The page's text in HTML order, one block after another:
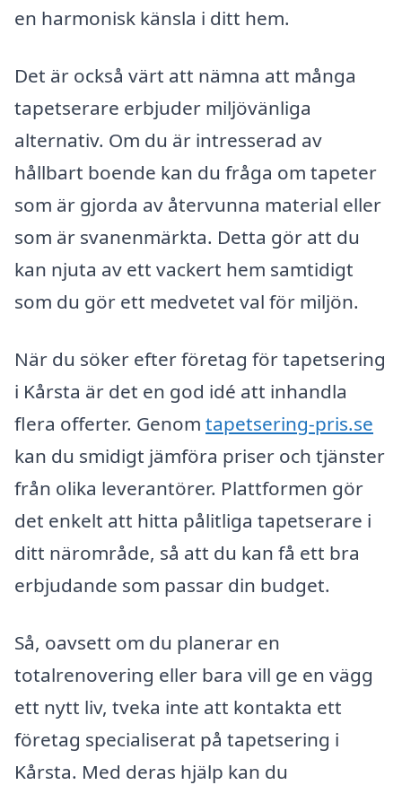
en harmonisk känsla i ditt hem.
Det är också värt att nämna att många
tapetserare erbjuder miljövänliga
alternativ. Om du är intresserad av
hållbart boende kan du fråga om tapeter
som är gjorda av återvunna material eller
som är svanenmärkta. Detta gör att du
kan njuta av ett vackert hem samtidigt
som du gör ett medvetet val för miljön.
När du söker efter företag för tapetsering
i Kårsta är det en god idé att inhandla
flera offerter. Genom tapetsering-pris.se
kan du smidigt jämföra priser och tjänster
från olika leverantörer. Plattformen gör
det enkelt att hitta pålitliga tapetserare i
ditt närområde, så att du kan få ett bra
erbjudande som passar din budget.
Så, oavsett om du planerar en
totalrenovering eller bara vill ge en vägg
ett nytt liv, tveka inte att kontakta ett
företag specialiserat på tapetsering i
Kårsta. Med deras hjälp kan du